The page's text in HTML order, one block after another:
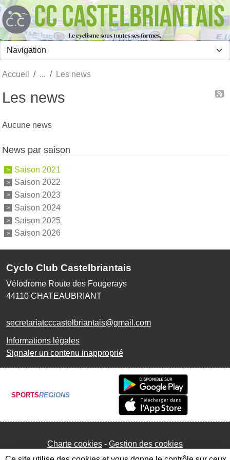
Accueil Les news
Les news
Aucune news
News par saison
Saison 2021
Saison 2022
Saison 2023
Saison 2024
Saison 2025
Saison 2026
Cyclo Club Castelbriantais
Vélodrome Route des Fougerays
44110 CHATEAUBRIANT
secretariatcccastelbriantais@gmail.com
Informations légales
Signaler un contenu inapproprié
SPORTSREGIONS
Charte cookies Gestion des cookies
Panneau de gestion des cookies